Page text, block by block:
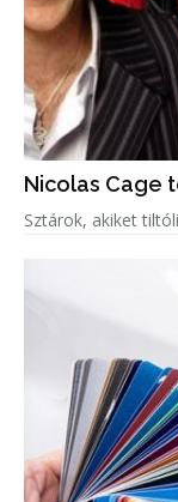
Nicolas Cage
Sztárok, akiket